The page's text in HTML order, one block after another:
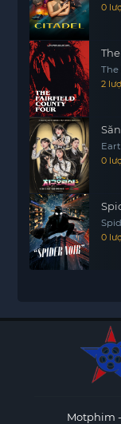
0
2
0
0
Motphim